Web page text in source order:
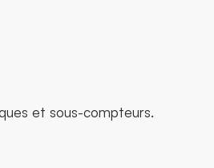
et sous-compteurs.